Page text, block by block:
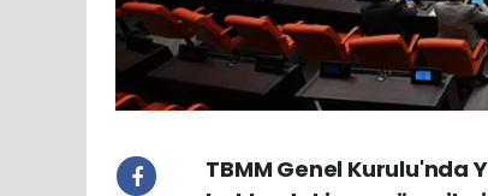
TBMM Genel Kurulu'nda